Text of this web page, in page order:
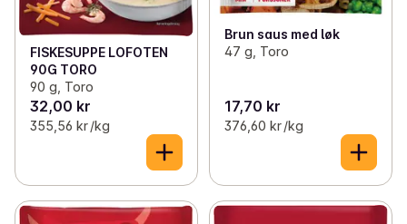
FISKESUPPE LOFOTEN
90G TORO
90 g, Toro
32,00 kr
355,56 kr /kg
Brun saus med løk
47 g, Toro
17,70 kr
376,60 kr /kg